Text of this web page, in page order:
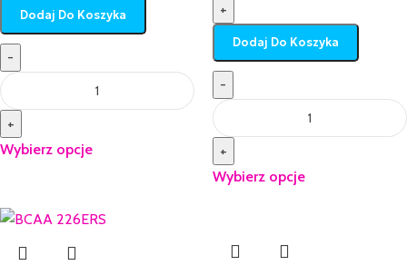
Dodaj Do Koszyka
-
+
Wybierz opcje
+
Dodaj Do Koszyka
-
+
Wybierz opcje